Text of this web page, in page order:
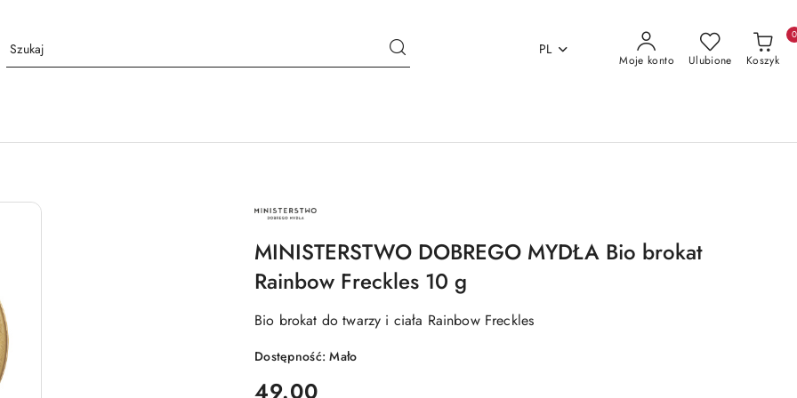
PL
Moje konto Ulubione Koszyk
0
NAZWA
PRODUCENTA:
DOBREGO
MYDŁA
MINISTERSTWO DOBREGO MYDŁA Bio brokat
Rainbow Freckles 10 g
Bio brokat do twarzy i ciała Rainbow Freckles
Dostępność:Mało
cena:
49.00